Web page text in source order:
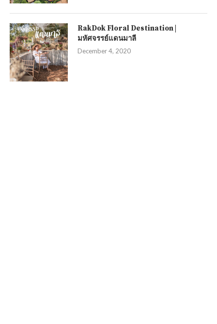
RakDok Floral Destination |
มหัศจรรย์แดนมาลี
December 4, 2020